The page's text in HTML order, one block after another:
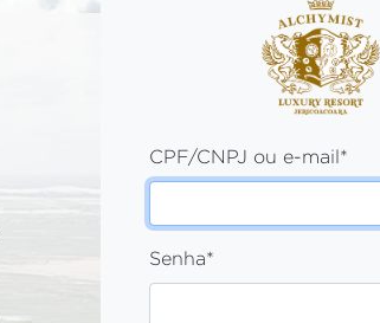
CPF/CNPJ ou e-mail*
Senha*